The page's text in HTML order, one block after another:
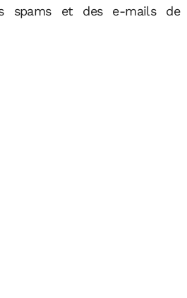
spams et des e-mails de